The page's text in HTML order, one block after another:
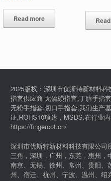
5.00
out of 5Read more
2025版权：深圳市优斯特新材料
指套供应商-无硫磺指套,丁腈手指
无粉手指套,切口手指套,我们生产
证,ROHS10项达，MSDS.在行业
https://fingercot.cn/
深圳市优斯特新材料科技有限公
三角，深圳，广州，东莞，惠州，
南京、无锡、徐州、常州、贵阳
州、宿迁、杭州、宁波、温州、